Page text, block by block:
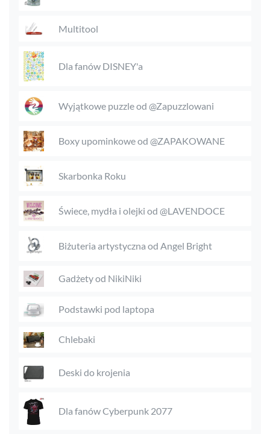
Multitool
Dla fanów DISNEY'a
Wyjątkowe puzzle od @Zapuzzlowani
Boxy upominkowe od @ZAPAKOWANE
Skarbonka Roku
Świece, mydła i olejki od @LAVENDOCE
Biżuteria artystyczna od Angel Bright
Gadżety od NikiNiki
Podstawki pod laptopa
Chlebaki
Deski do krojenia
Dla fanów Cyberpunk 2077